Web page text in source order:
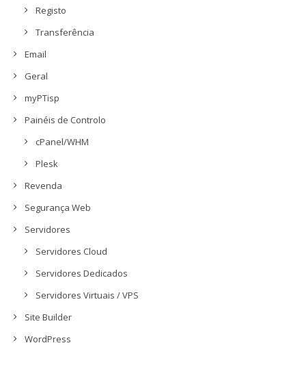
Registo
Transferência
Email
Geral
myPTisp
Painéis de Controlo
cPanel/WHM
Plesk
Revenda
Segurança Web
Servidores
Servidores Cloud
Servidores Dedicados
Servidores Virtuais / VPS
Site Builder
WordPress